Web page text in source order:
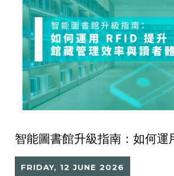
FRIDAY, 12 JUNE 2026